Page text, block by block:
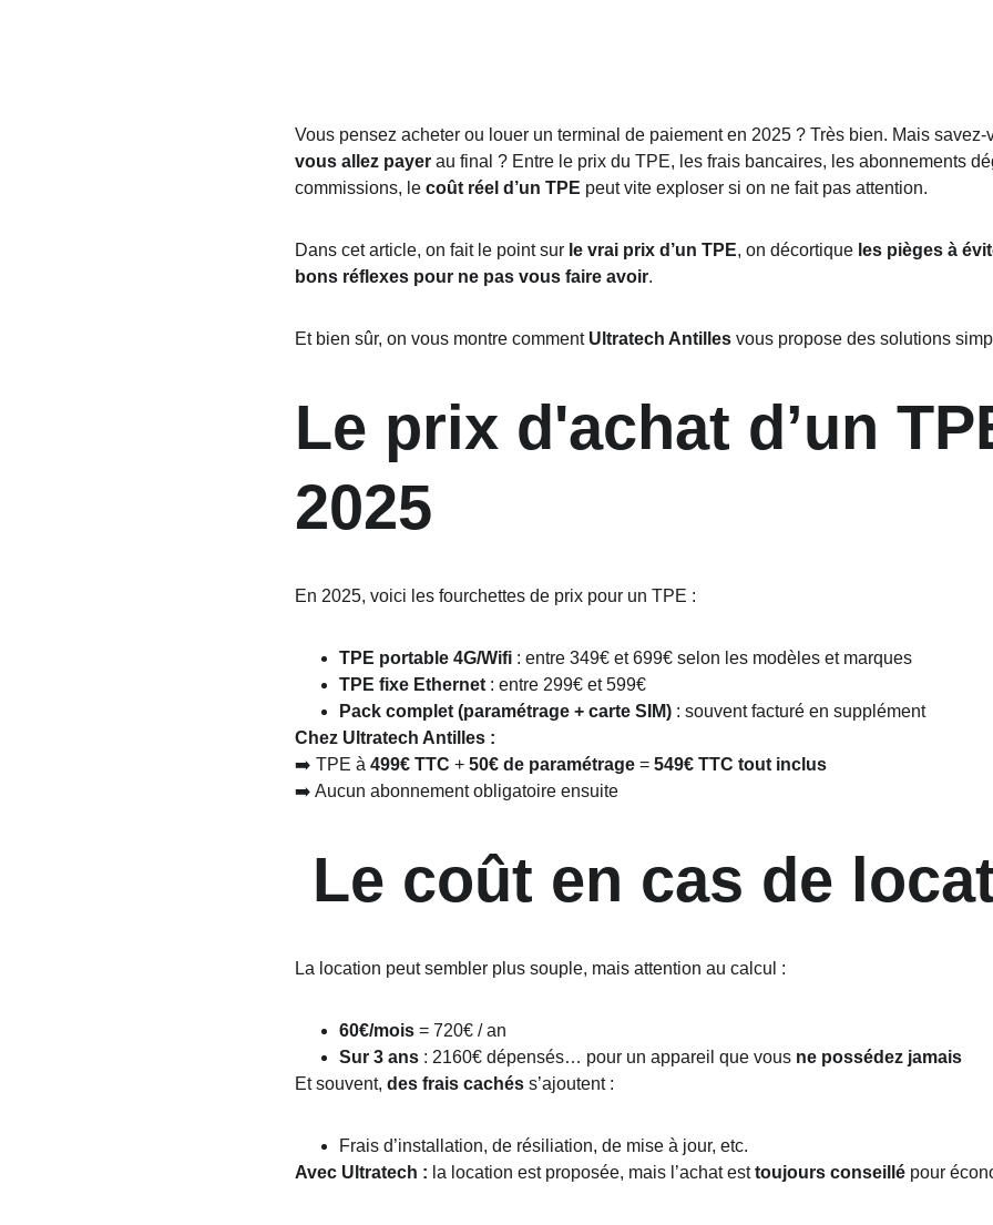
Vous pensez acheter ou louer un terminal de paiement en 2025 ? Très bien. Mais
vous allez payer au final ? Entre le prix du TPE, les frais bancaires, les abonnements
commissions, le coût réel d’un TPE peut vite exploser si on ne fait pas attention.
Dans cet article, on fait le point sur le vrai prix d’un TPE, on décortique les pièges à
bons réflexes pour ne pas vous faire avoir.
Et bien sûr, on vous montre comment Ultratech Antilles vous propose des solutions
Le prix d'achat d’un
2025
En 2025, voici les fourchettes de prix pour un TPE :
TPE portable 4G/Wifi : entre 349€ et 699€ selon les modèles et marques
TPE fixe Ethernet : entre 299€ et 599€
Pack complet (paramétrage + carte SIM) : souvent facturé en supplément
Chez Ultratech Antilles :
➡️ TPE à 499€ TTC + 50€ de paramétrage = 549€ TTC tout inclus
➡️ Aucun abonnement obligatoire ensuite
Le coût en cas de
La location peut sembler plus souple, mais attention au calcul :
60€/mois = 720€ / an
Sur 3 ans : 2160€ dépensés… pour un appareil que vous ne possédez jamais
Et souvent, des frais cachés s’ajoutent :
Frais d’installation, de résiliation, de mise à jour, etc.
Avec Ultratech : la location est proposée, mais l’achat est toujours conseillé pour